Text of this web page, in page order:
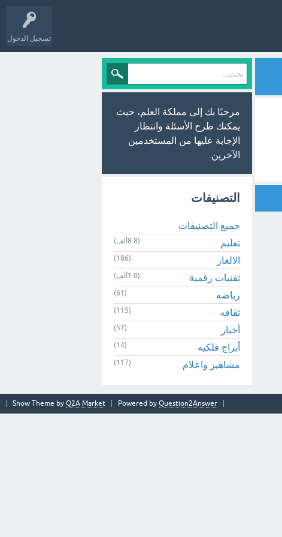
تسجيل الدخول
مرحبًا بك إلى مملكة العلم، حيث
يمكنك طرح الأسئلة وانتظار
الإجابة عليها من المستخدمين
الآخرين.
التصنيفات
جميع التصنيفات
تعليم
(8.8ألف)
الالغاز (186)
تقنيات رقمية (1.0ألف)
رياضه (61)
ثقافه (115)
أخبار (57)
أبراج فلكيه (14)
مشاهير واعلام (117)
Snow Theme by Q2A Market Powered by Question2Answer